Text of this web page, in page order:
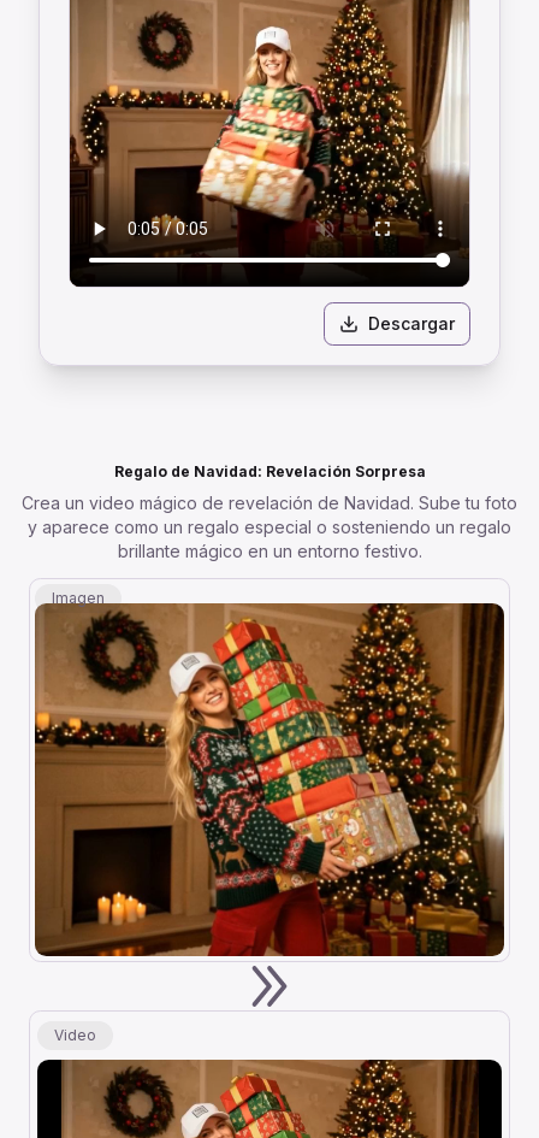
Descargar
Regalo de Navidad: Revelación Sorpresa
Crea un video mágico de revelación de Navidad. Sube tu foto
y aparece como un regalo especial o sosteniendo un regalo
brillante mágico en un entorno festivo.
Imagen
Video